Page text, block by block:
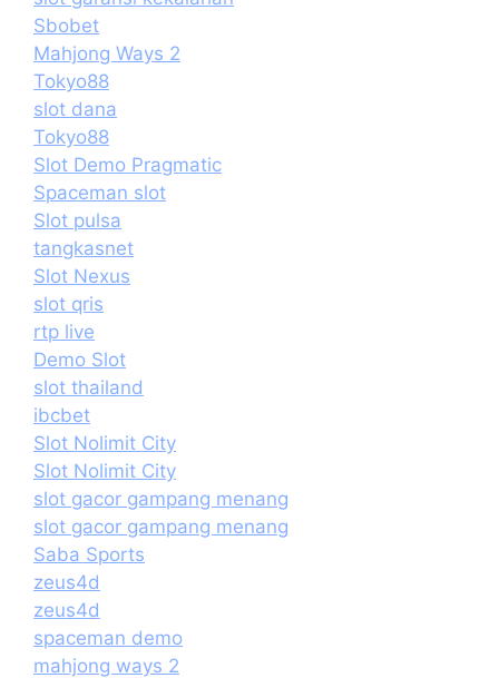
Sbobet
Mahjong Ways 2
Tokyo88
slot dana
Tokyo88
Slot Demo Pragmatic
Spaceman slot
Slot pulsa
tangkasnet
Slot Nexus
slot qris
rtp live
Demo Slot
slot thailand
ibcbet
Slot Nolimit City
Slot Nolimit City
slot gacor gampang menang
slot gacor gampang menang
Saba Sports
zeus4d
zeus4d
spaceman demo
mahjong ways 2